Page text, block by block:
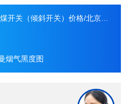
关）价格/北京倾斜开关*/专业倾斜开关生产商/上海倾斜开关
烟气黑度图